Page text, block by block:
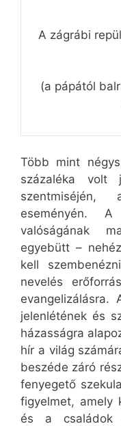
A zágrábi
(a pápától
Több mint
százaléka volt
szentmiséjén,
eseményén.
valóságának
egyebütt –
kell
nevelés
evangelizálásra.
jelenlétének és
házasságra
hír a világ
beszéde záró
fenyegető
figyelmet, amely
és a családok